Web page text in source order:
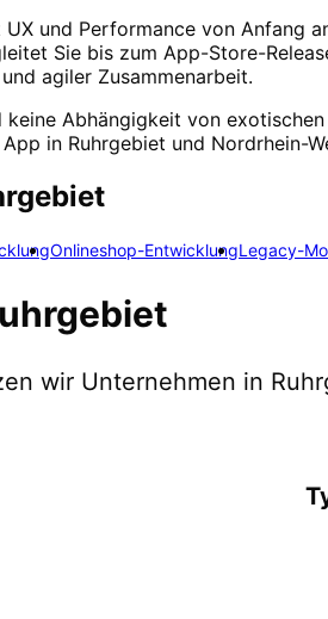
und Performance von Anfang
Sie bis zum App-Store-
agiler Zusammenarbeit.
Abhängigkeit von
in Ruhrgebiet und Nordrhein-
Onlineshop-EntwicklungLegacy-
wir Unternehmen in